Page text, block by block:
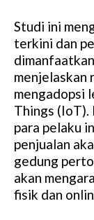
Studi ini
terkini dan
menjelaskan
mengadopsi
Things (IoT).
para pelaku
penjualan
gedung
akan
fisik dan